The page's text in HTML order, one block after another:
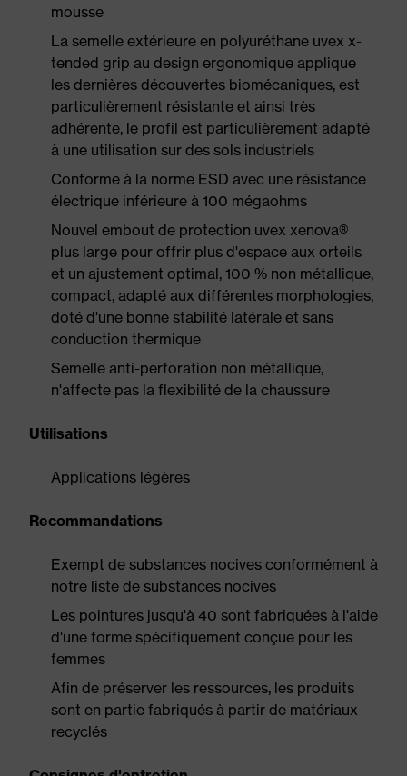
mousse
La semelle extérieure en polyuréthane uvex x-
tended grip au design ergonomique applique
les dernières découvertes biomécaniques, est
particulièrement résistante et ainsi très
adhérente, le profil est particulièrement adapté
à une utilisation sur des sols industriels
Conforme à la norme ESD avec une résistance
électrique inférieure à 100 mégaohms
Nouvel embout de protection uvex xenova®
plus large pour offrir plus d'espace aux orteils
et un ajustement optimal, 100 % non métallique,
compact, adapté aux différentes morphologies,
doté d'une bonne stabilité latérale et sans
conduction thermique
Semelle anti-perforation non métallique,
n'affecte pas la flexibilité de la chaussure
Utilisations
Applications légères
Recommandations
Exempt de substances nocives conformément à
notre liste de substances nocives
Les pointures jusqu'à 40 sont fabriquées à l'aide
d'une forme spécifiquement conçue pour les
femmes
Afin de préserver les ressources, les produits
sont en partie fabriqués à partir de matériaux
recyclés